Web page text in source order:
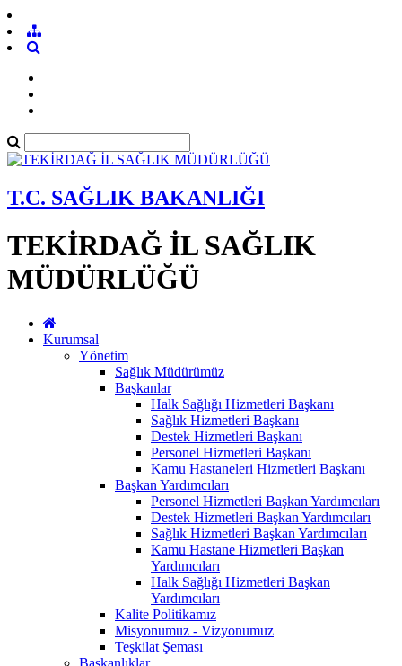
T.C. SAĞLIK BAKANLIĞI
TEKİRDAĞ İL SAĞLIK
MÜDÜRLÜĞÜ
Kurumsal
Yönetim
Sağlık Müdürümüz
Başkanlar
Halk Sağlığı Hizmetleri Başkanı
Sağlık Hizmetleri Başkanı
Destek Hizmetleri Başkanı
Personel Hizmetleri Başkanı
Kamu Hastaneleri Hizmetleri Başkanı
Başkan Yardımcıları
Personel Hizmetleri Başkan Yardımcıları
Destek Hizmetleri Başkan Yardımcıları
Sağlık Hizmetleri Başkan Yardımcıları
Kamu Hastane Hizmetleri Başkan
Yardımcıları
Halk Sağlığı Hizmetleri Başkan
Yardımcıları
Kalite Politikamız
Misyonumuz - Vizyonumuz
Teşkilat Şeması
Başkanlıklar